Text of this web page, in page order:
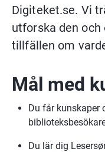
Digiteket.se. Vi
utforska den
tillfällen om
Mål med
Du får kunskaper
Du lär dig